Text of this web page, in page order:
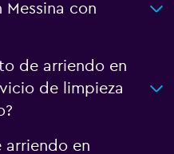
con
de arriendo en
de limpieza
arriendo en